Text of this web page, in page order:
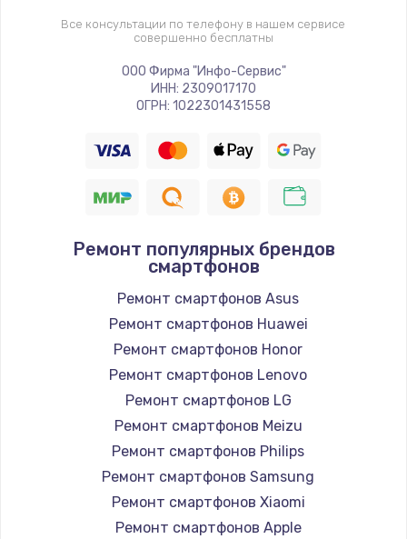
Все консультации по телефону в нашем сервисе
совершенно бесплатны
ООО Фирма "Инфо-Сервис"
ИНН: 2309017170
ОГРН: 1022301431558
Ремонт популярных брендов
смартфонов
Ремонт смартфонов Asus
Ремонт смартфонов Huawei
Ремонт смартфонов Honor
Ремонт смартфонов Lenovo
Ремонт смартфонов LG
Ремонт смартфонов Meizu
Ремонт смартфонов Philips
Ремонт смартфонов Samsung
Ремонт смартфонов Xiaomi
Ремонт смартфонов Apple